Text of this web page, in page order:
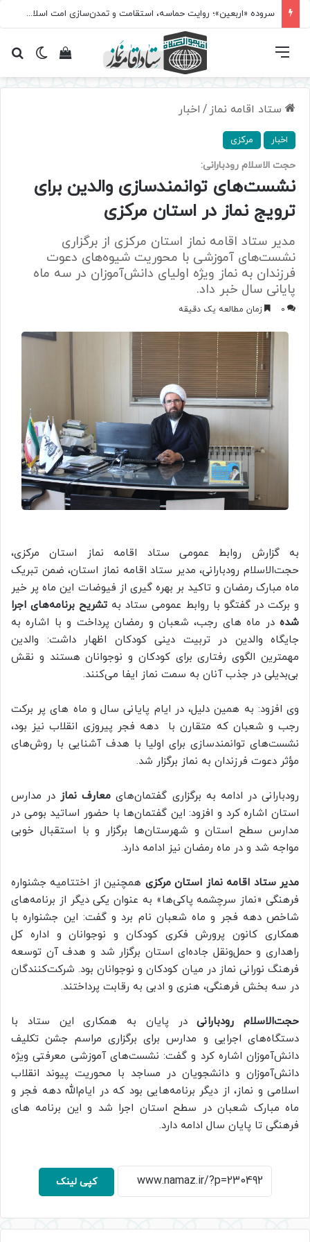
سروده‌ «اربعین»؛ روایت حماسه، استقامت و تمدن‌سازی امت اسلامی
تغییرمشاهده فهرست
ستاد اقامه نماز / اخبار
اخبار مرکزی
حجت الاسلام رودبارانی:
نشست‌های توانمندسازی والدین برای
ترویج نماز در استان مرکزی
مدیر ستاد اقامه نماز استان مرکزی از برگزاری
نشست‌های آموزشی با محوریت شیوه‌های دعوت
فرزندان به نماز ویژه اولیای دانش‌آموزان در سه ماه
پایانی سال خبر داد.
0 زمان مطالعه یک دقیقه
به گزارش روابط عمومی ستاد اقامه نماز استان مرکزی،
حجت‌الاسلام رودبارانی، مدیر ستاد اقامه نماز استان، ضمن تبریک
ماه مبارک رمضان و تاکید بر بهره گیری از فیوضات این ماه پر خیر
و برکت در گفتگو با روابط عمومی ستاد به تشریح برنامه‌های اجرا
شده در ماه های رجب، شعبان و رمضان پرداخت و با اشاره به
جایگاه والدین در تربیت دینی کودکان اظهار داشت: والدین
مهمترین الگوی رفتاری برای کودکان و نوجوانان هستند و نقش
بی‌بدیلی در جذب آنان به سمت نماز ایفا می‌کنند.
وی افزود: به همین دلیل، در ایام پایانی سال و ماه های پر برکت
رجب و شعبان که متقارن با دهه فجر پیروزی انقلاب نیز بود،
نشست‌های توانمندسازی برای اولیا با هدف آشنایی با روش‌های
مؤثر دعوت فرزندان به نماز برگزار شد.
رودبارانی در ادامه به برگزاری گفتمان‌های معارف نماز در مدارس
استان اشاره کرد و افزود: این گفتمان‌ها با حضور اساتید بومی در
مدارس سطح استان و شهرستان‌ها برگزار و با استقبال خوبی
مواجه شد و در ماه رمضان نیز ادامه دارد.
مدیر ستاد اقامه نماز استان مرکزی همچنین از اختتامیه جشنواره
فرهنگی «نماز سرچشمه پاکی‌ها» به عنوان یکی دیگر از برنامه‌های
شاخص دهه فجر و ماه شعبان نام برد و گفت: این جشنواره با
همکاری کانون پرورش فکری کودکان و نوجوانان و اداره کل
راهداری و حمل‌ونقل جاده‌ای استان برگزار شد و هدف آن توسعه
فرهنگ نورانی نماز در میان کودکان و نوجوانان بود. شرکت‌کنندگان
در سه بخش فرهنگی، هنری و ادبی به رقابت پرداختند.
حجت‌الاسلام رودبارانیدر پایان به همکاری این ستاد با
دستگاه‌های اجرایی و مدارس برای برگزاری مراسم جشن تکلیف
دانش‌آموزان اشاره کرد و گفت: نشست‌های آموزشی معرفتی ویژه
دانش‌آموزان و دانشجویان در مساجد با محوریت پیوند انقلاب
اسلامی و نماز، از دیگر برنامه‌هایی بود که در ایام‌الله دهه فجر و
ماه مبارک شعبان در سطح استان اجرا شد و این برنامه های
فرهنگی تا پایان سال ادامه دارد.
کپی لینک